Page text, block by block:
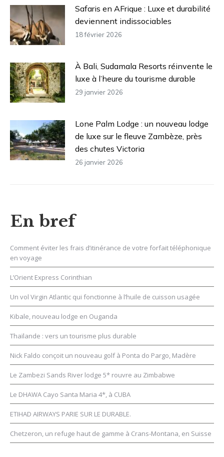
Safaris en AFrique : Luxe et durabilité
deviennent indissociables
18 février 2026
À Bali, Sudamala Resorts réinvente le
luxe à l’heure du tourisme durable
29 janvier 2026
Lone Palm Lodge : un nouveau lodge
de luxe sur le fleuve Zambèze, près
des chutes Victoria
26 janvier 2026
En bref
Comment éviter les frais d’itinérance de votre forfait téléphonique
en voyage
L’Orient Express Corinthian
Un vol Virgin Atlantic qui fonctionne à l’huile de cuisson usagée
Kibale, nouveau lodge en Ouganda
Thaïlande : vers un tourisme plus durable
Nick Faldo conçoit un nouveau golf à Ponta do Pargo, Madère
Le Zambezi Sands River lodge 5* rouvre au Zimbabwe
Le DHAWA Cayo Santa Maria 4*, à CUBA
ETIHAD AIRWAYS PARIE SUR LE DURABLE.
Chetzeron, un refuge haut de gamme à Crans-Montana, en Suisse